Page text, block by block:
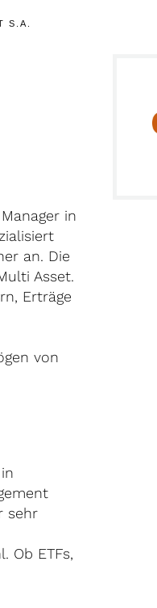
S.A.
in
an. Die
Asset.
Erträge
von
sehr
Ob ETFs,